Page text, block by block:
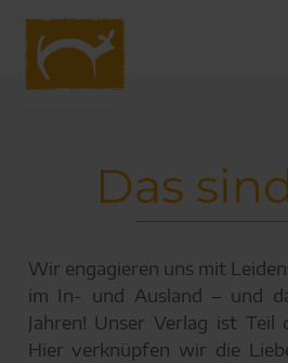
Navigation
überspringen
Das
Wir engagieren uns mit
im In- und Ausland – und
Jahren! Unser Verlag ist Teil
Hier verknüpfen wir die